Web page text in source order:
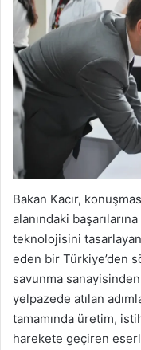
Bakan Kacır,
alanındaki
teknolojisini
eden bir Türkiye’den
savunma
yelpazede atılan
tamamında üretim,
harekete geçiren